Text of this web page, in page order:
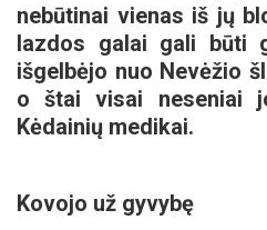
nebūtinai vienas iš jų
lazdos galai gali būti
išgelbėjo nuo Nevėžio
o štai visai neseniai
Kėdainių medikai.
Kovojo už gyvybę